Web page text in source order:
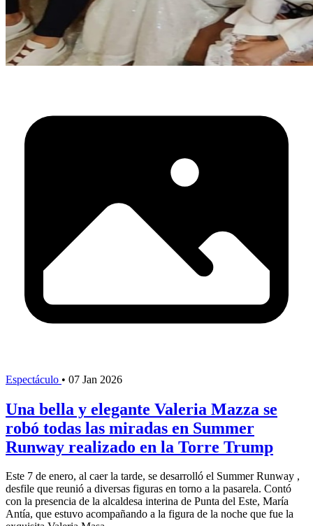
Espectáculo • 07 Jan 2026
Una bella y elegante Valeria Mazza se
robó todas las miradas en Summer
Runway realizado en la Torre Trump
Este 7 de enero, al caer la tarde, se desarrolló el Summer Runway ,
desfile que reunió a diversas figuras en torno a la pasarela. Contó
con la presencia de la alcaldesa interina de Punta del Este, María
Antía, que estuvo acompañando a la figura de la noche que fue la